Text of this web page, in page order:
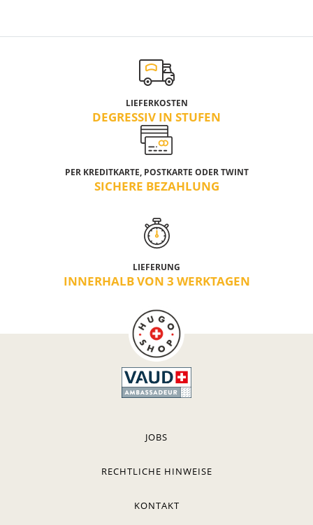
LIEFERKOSTEN
DEGRESSIV IN STUFEN
PER KREDITKARTE, POSTKARTE ODER TWINT
SICHERE BEZAHLUNG
LIEFERUNG
INNERHALB VON 3 WERKTAGEN
JOBS
RECHTLICHE HINWEISE
KONTAKT